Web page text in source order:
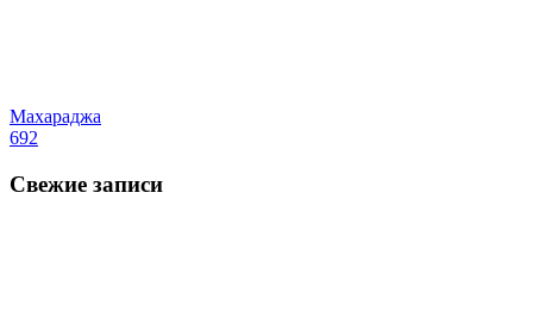
Махараджа
692
Свежие записи